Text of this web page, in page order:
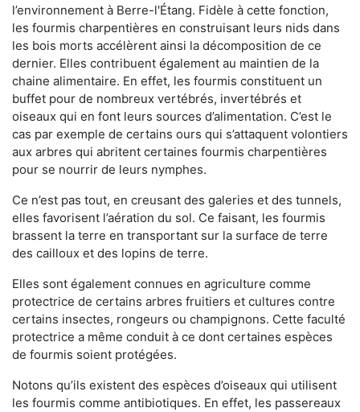
l’environnement à Berre-l'Étang. Fidèle à cette fonction,
les fourmis charpentières en construisant leurs nids dans
les bois morts accélèrent ainsi la décomposition de ce
dernier. Elles contribuent également au maintien de la
chaine alimentaire. En effet, les fourmis constituent un
buffet pour de nombreux vertébrés, invertébrés et
oiseaux qui en font leurs sources d’alimentation. C’est le
cas par exemple de certains ours qui s’attaquent volontiers
aux arbres qui abritent certaines fourmis charpentières
pour se nourrir de leurs nymphes.
Ce n’est pas tout, en creusant des galeries et des tunnels,
elles favorisent l’aération du sol. Ce faisant, les fourmis
brassent la terre en transportant sur la surface de terre
des cailloux et des lopins de terre.
Elles sont également connues en agriculture comme
protectrice de certains arbres fruitiers et cultures contre
certains insectes, rongeurs ou champignons. Cette faculté
protectrice a même conduit à ce dont certaines espèces
de fourmis soient protégées.
Notons qu’ils existent des espèces d’oiseaux qui utilisent
les fourmis comme antibiotiques. En effet, les passereaux